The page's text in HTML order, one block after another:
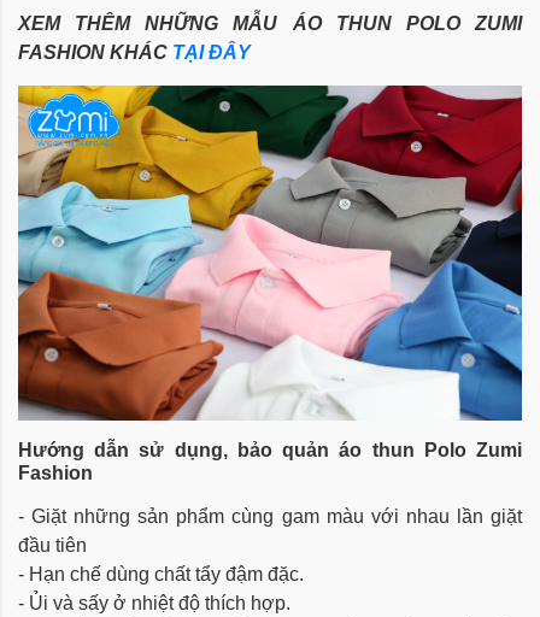
XEM THÊM NHỮNG MẪU ÁO THUN POLO ZUMI
FASHION KHÁC TẠI ĐÂY
Hướng dẫn sử dụng, bảo quảnáo thun Polo Zumi
Fashion
- Giặt những sản phẩm cùng gam màu với nhau lần giặt
đầu tiên
- Hạn chế dùng chất tẩy đậm đặc.
- Ủi và sấy ở nhiệt độ thích hợp.